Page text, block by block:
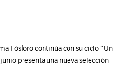
Fósforo continúa con su ciclo “Un
presenta una nueva selección